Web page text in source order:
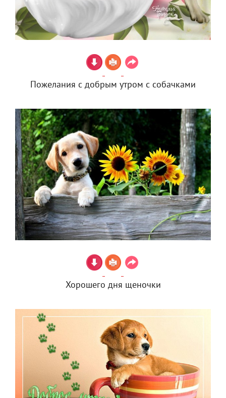
Пожелания с добрым утром с собачками
Хорошего дня щеночки